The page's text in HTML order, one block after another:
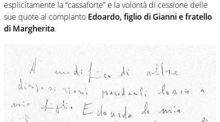
esplicitamente la “cassaforte” e la volontà di cessione delle
sue quote al compianto Edoardo, figlio di Gianni e fratello
di Margherita.